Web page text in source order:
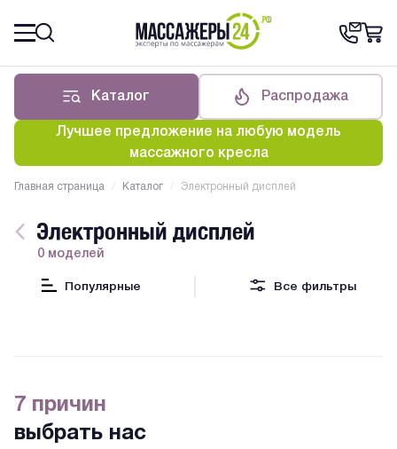
Каталог Распродажа
Лучшее предложение на любую модель
массажного кресла
Главная страница / Каталог / Электронный дисплей
Электронный дисплей
0 моделей
Популярные Все фильтры
7 причин
выбрать нас